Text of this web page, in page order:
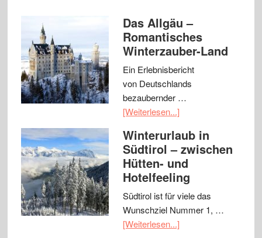
Das Allgäu –
Romantisches
Winterzauber-Land
Ein Erlebnisbericht
von Deutschlands
bezaubernder …
[Weiterlesen...]
Winterurlaub in
Südtirol – zwischen
Hütten- und
Hotelfeeling
Südtirol ist für viele das
Wunschziel Nummer 1, …
[Weiterlesen...]